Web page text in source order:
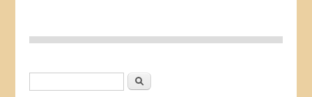
Formulaire de recherche
Rechercher